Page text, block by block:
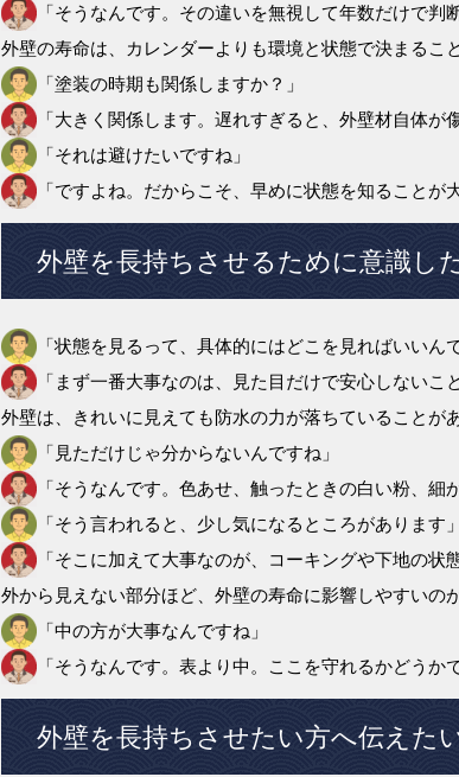
「そうなんです。その違いを無視して年数だけで
外壁の寿命は、カレンダーよりも環境と状態で決まるこ
「塗装の時期も関係しますか？」
「大きく関係します。遅れすぎると、外壁材自体
「それは避けたいですね」
「ですよね。だからこそ、早めに状態を知ることが
外壁を長持ちさせるために意識し
「状態を見るって、具体的にはどこを見ればいいん
「まず一番大事なのは、見た目だけで安心しないこ
外壁は、きれいに見えても防水の力が落ちていることが
「見ただけじゃ分からないんですね」
「そうなんです。色あせ、触ったときの白い粉、
「そう言われると、少し気になるところがあります」
「そこに加えて大事なのが、コーキングや下地の
外から見えない部分ほど、外壁の寿命に影響しやすいの
「中の方が大事なんですね」
「そうなんです。表より中。ここを守れるかどうか
外壁を長持ちさせたい方へ伝えた